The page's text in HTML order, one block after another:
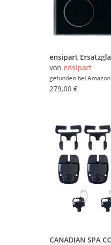
von ensipart
gefunden bei Amazon
279,00 €